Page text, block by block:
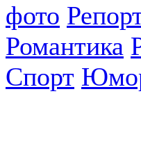
фото
Романтика
Спорт